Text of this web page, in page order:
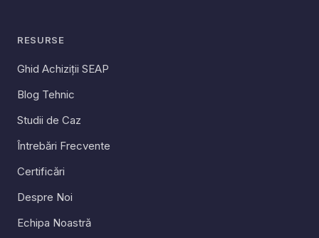
RESURSE
Ghid Achiziții SEAP
Blog Tehnic
Studii de Caz
Întrebări Frecvente
Certificări
Despre Noi
Echipa Noastră